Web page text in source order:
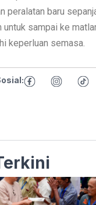
peralatan baru
untuk sampai ke
keperluan semasa.